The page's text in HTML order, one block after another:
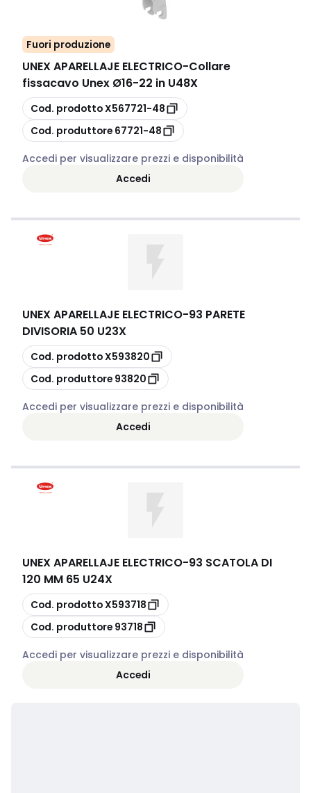
Fuori produzione
UNEX APARELLAJE ELECTRICO-Collare
fissacavo Unex Ø16-22 in U48X
copia
Cod. prodottoX567721-48
copia
Cod. produttore 67721-48
Accedi per visualizzare prezzi e disponibilità
Accedi
UNEX APARELLAJE ELECTRICO-93 PARETE
DIVISORIA 50 U23X
copia
Cod. prodottoX593820
copia
Cod. produttore 93820
Accedi per visualizzare prezzi e disponibilità
Accedi
UNEX APARELLAJE ELECTRICO-93 SCATOLA DI
120 MM 65 U24X
copia
Cod. prodottoX593718
copia
Cod. produttore 93718
Accedi per visualizzare prezzi e disponibilità
Accedi